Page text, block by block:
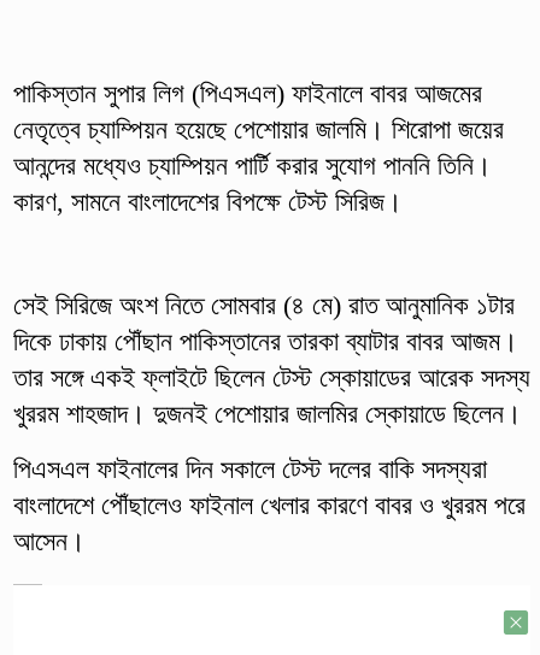
পাকিস্তান সুপার লিগ (পিএসএল) ফাইনালে বাবর আজমের
নেতৃত্বে চ্যাম্পিয়ন হয়েছে পেশোয়ার জালমি। শিরোপা জয়ের
আনন্দের মধ্যেও চ্যাম্পিয়ন পার্টি করার সুযোগ পাননি তিনি।
কারণ, সামনে বাংলাদেশের বিপক্ষে টেস্ট সিরিজ।
সেই সিরিজে অংশ নিতে সোমবার (৪ মে) রাত আনুমানিক ১টার
দিকে ঢাকায় পৌঁছান পাকিস্তানের তারকা ব্যাটার বাবর আজম।
তার সঙ্গে একই ফ্লাইটে ছিলেন টেস্ট স্কোয়াডের আরেক সদস্য
খুররম শাহজাদ। দুজনই পেশোয়ার জালমির স্কোয়াডে ছিলেন।
পিএসএল ফাইনালের দিন সকালে টেস্ট দলের বাকি সদস্যরা
বাংলাদেশে পৌঁছালেও ফাইনাল খেলার কারণে বাবর ও খুররম পরে
আসেন।